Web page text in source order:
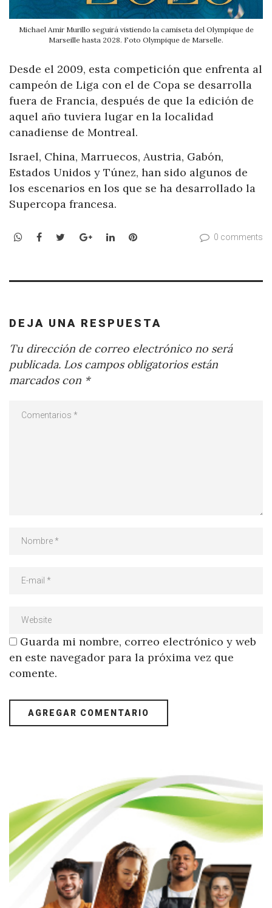
Michael Amir Murillo seguirá vistiendo la camiseta del Olympique de
Marseille hasta 2028. Foto Olympique de Marselle.
Desde el 2009, esta competición que enfrenta al
campeón de Liga con el de Copa se desarrolla
fuera de Francia, después de que la edición de
aquel año tuviera lugar en la localidad
canadiense de Montreal.
Israel, China, Marruecos, Austria, Gabón,
Estados Unidos y Túnez, han sido algunos de
los escenarios en los que se ha desarrollado la
Supercopa francesa.
WhatsApp
Facebook
TwitterGoogle+LinkedInPinterest 0 comments
DEJA UNA RESPUESTA
Tu dirección de correo electrónico no será
publicada. Los campos obligatorios están
marcados con *
Guarda mi nombre, correo electrónico y web
en este navegador para la próxima vez que
comente.